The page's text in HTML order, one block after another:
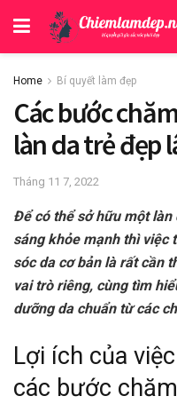
Home Bí quyết làm đẹp
Các bước
làn da trẻ đẹp
Tháng 11 7, 2022
Để có thể sở hữu một
sáng khỏe mạnh thì việc
sóc da cơ bản là rất cần
vai trò riêng, cùng tìm
dưỡng da chuẩn từ các
Lợi ích của
các bước